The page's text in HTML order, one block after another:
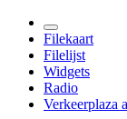
Filekaart
Filelijst
Widgets
Radio
Verkeerplaza